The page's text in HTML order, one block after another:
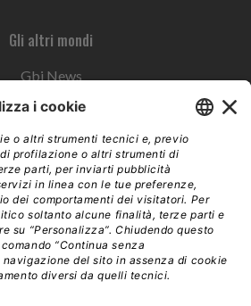
Gli altri mondi
Gbi News
Instoremag
Esplora il gruppo
Edra Edizioni
Edizioni LSWR
LSWR Group